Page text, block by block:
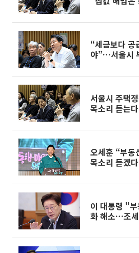
“세금보다 공
야”…서울시
서울시 주택
목소리 듣는
오세훈 “부동
목소리 듣겠
이 대통령 "
화 해소…조